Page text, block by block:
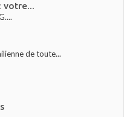
votre...
de toute...